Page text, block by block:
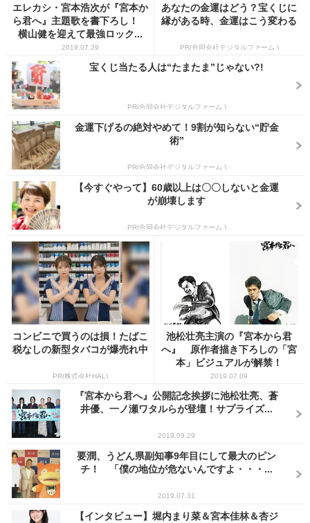
エレカシ・宮本浩次が『宮本か
ら君へ』主題歌を書下ろし！
横山健を迎えて最強ロック...
2019.07.29
あなたの金運はどう？宝くじに
縁がある時、金運はこう変わる
PR(合同会社デジタルファーム )
宝くじ当たる人は“たまたま”じゃない?!
PR(合同会社デジタルファーム )
金運下げるの絶対やめて！9割が知らない“貯金
術”
PR(合同会社デジタルファーム )
【今すぐやって】60歳以上は〇〇しないと金運
が崩壊します
PR(合同会社デジタルファーム )
コンビニで買うのは損！たばこ
税なしの新型タバコが爆売れ中
PR(株式会社HAL)
池松壮亮主演の『宮本から君
へ』 原作者描き下ろしの「宮
本」ビジュアルが解禁！
2019.07.09
『宮本から君へ』公開記念挨拶に池松壮亮、蒼
井優、一ノ瀬ワタルらが登壇！サプライズ...
2019.09.29
要潤、うどん県副知事9年目にして最大のピン
チ！ 「僕の地位が危ないんですよ・・・...
2019.07.31
【インタビュー】堀内まり菜＆宮本佳林＆杏ジ